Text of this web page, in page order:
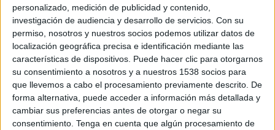
personalizado, medición de publicidad y contenido,
investigación de audiencia y desarrollo de servicios. Con su
permiso, nosotros y nuestros socios podemos utilizar datos de
localización geográfica precisa e identificación mediante las
características de dispositivos. Puede hacer clic para otorgarnos
su consentimiento a nosotros y a nuestros 1538 socios para
que llevemos a cabo el procesamiento previamente descrito. De
forma alternativa, puede acceder a información más detallada y
cambiar sus preferencias antes de otorgar o negar su
consentimiento. Tenga en cuenta que algún procesamiento de